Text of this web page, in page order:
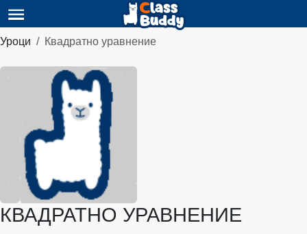
Уроци Квадратно уравнение
КВАДРАТНО УРАВНЕНИЕ